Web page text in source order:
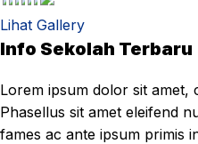
Lihat Gallery
Info Sekolah Terbaru
Lorem ipsum dolor sit amet,
Phasellus sit amet eleifend
fames ac ante ipsum primis